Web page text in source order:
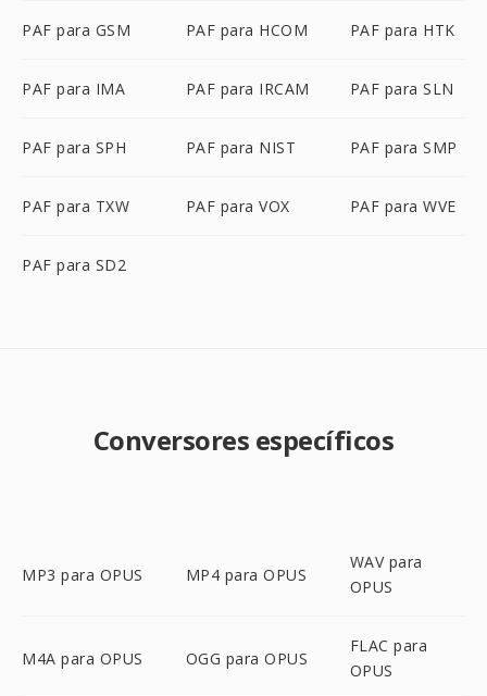
PAF para GSM PAF para HCOM PAF para HTK
PAF para IMA PAF para IRCAM PAF para SLN
PAF para SPH PAF para NIST PAF para SMP
PAF para TXW PAF para VOX PAF para WVE
PAF para SD2
Conversores específicos
MP3 para OPUS MP4 para OPUS
WAV para
OPUS
M4A para OPUS OGG para OPUS
FLAC para
OPUS